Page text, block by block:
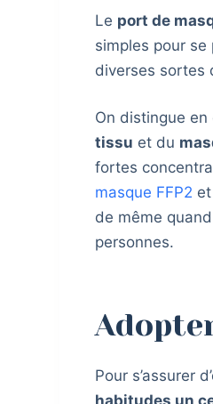
Le port de
simples pour se
diverses sortes
On distingue
tissu et du
fortes
masque FFP2
de même
personnes.
Pour s’assurer
habitudes un